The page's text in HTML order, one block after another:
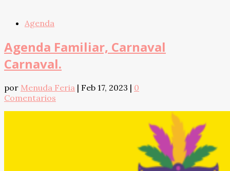
Agenda
Agenda Familiar, Carnaval
Carnaval.
por Menuda Feria | Feb 17, 2023 | 0
Comentarios